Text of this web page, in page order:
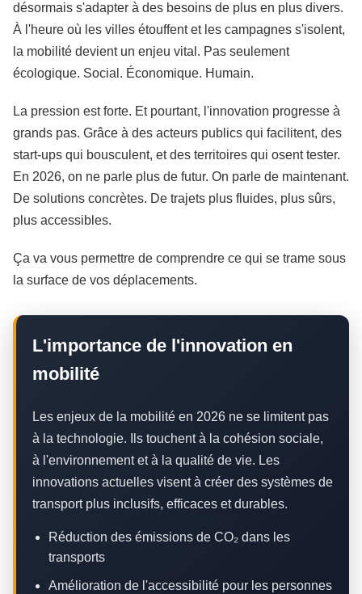
désormais s'adapter à des besoins de plus en plus divers.
À l'heure où les villes étouffent et les campagnes s'isolent,
la mobilité devient un enjeu vital. Pas seulement
écologique. Social. Économique. Humain.
La pression est forte. Et pourtant, l'innovation progresse à
grands pas. Grâce à des acteurs publics qui facilitent, des
start-ups qui bousculent, et des territoires qui osent tester.
En 2026, on ne parle plus de futur. On parle de maintenant.
De solutions concrètes. De trajets plus fluides, plus sûrs,
plus accessibles.
Ça va vous permettre de comprendre ce qui se trame sous
la surface de vos déplacements.
L'importance de l'innovation en
mobilité
Les enjeux de la mobilité en 2026 ne se limitent pas
à la technologie. Ils touchent à la cohésion sociale,
à l'environnement et à la qualité de vie. Les
innovations actuelles visent à créer des systèmes de
transport plus inclusifs, efficaces et durables.
Réduction des émissions de CO₂ dans les
transports
Amélioration de l'accessibilité pour les personnes